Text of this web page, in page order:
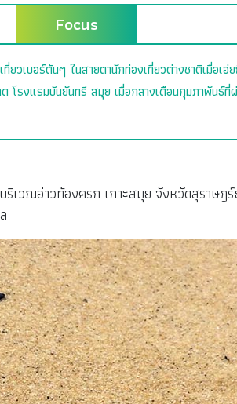
Focus
วเบอร์ต้นๆ ในสายตานักท่องเที่ยวต่างชาติเมื่อเอ่
โรงแรมบันยันทรี สมุย เมื่อกลางเดือนกุมภาพัน
ริเวณอ่าวท้องครก เกาะสมุย จังหวัดสุราษ